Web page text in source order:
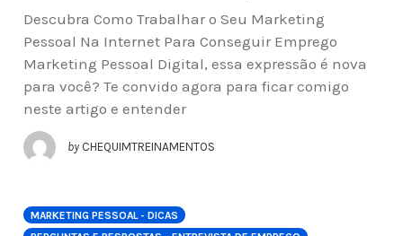
Descubra Como Trabalhar o Seu Marketing
Pessoal Na Internet Para Conseguir Emprego
Marketing Pessoal Digital, essa expressão é nova
para você? Te convido agora para ficar comigo
neste artigo e entender
by CHEQUIMTREINAMENTOS
MARKETING PESSOAL - DICAS